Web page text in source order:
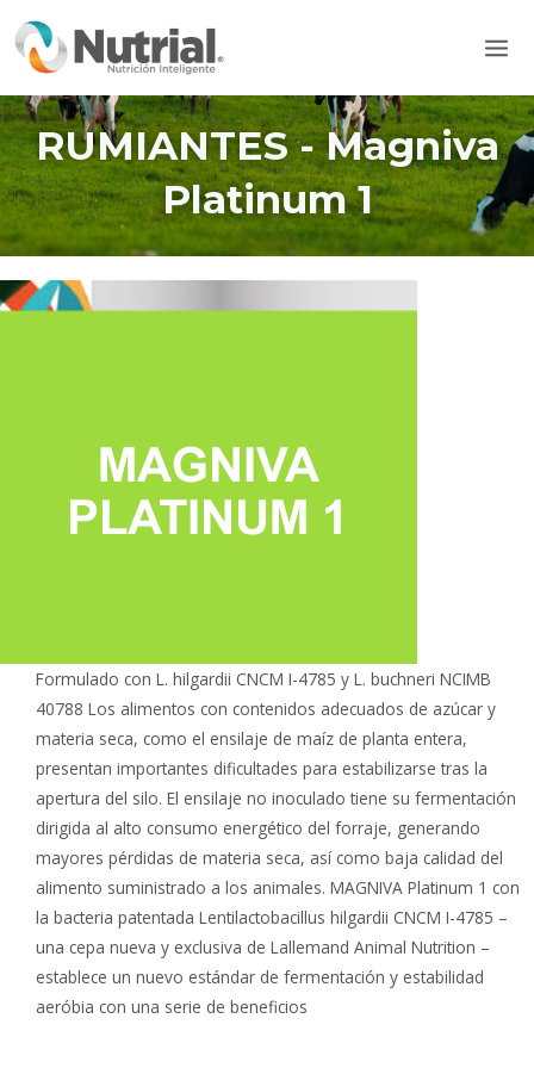
contenido
RUMIANTES - Magniva
Platinum 1
Formulado con L. hilgardii CNCM I-4785 y L. buchneri NCIMB
40788 Los alimentos con contenidos adecuados de azúcar y
materia seca, como el ensilaje de maíz de planta entera,
presentan importantes dificultades para estabilizarse tras la
apertura del silo. El ensilaje no inoculado tiene su fermentación
dirigida al alto consumo energético del forraje, generando
mayores pérdidas de materia seca, así como baja calidad del
alimento suministrado a los animales. MAGNIVA Platinum 1 con
la bacteria patentada Lentilactobacillus hilgardii CNCM I-4785 –
una cepa nueva y exclusiva de Lallemand Animal Nutrition –
establece un nuevo estándar de fermentación y estabilidad
aeróbia con una serie de beneficios